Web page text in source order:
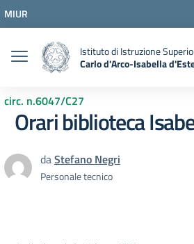
Vai al menu di navigazione
Vai al footer
MIUR
Istituto di Istruzione
Carlo d'Arco-Isabella
circ. n.6047/C27
Orari biblioteca
daStefano Negri
Personale tecnico